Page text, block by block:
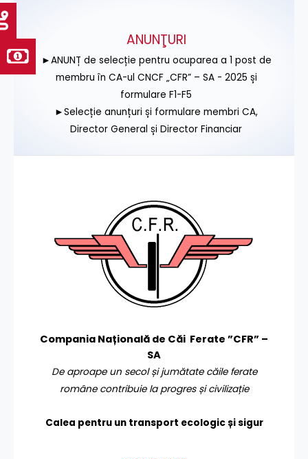
ANUNŢURI
►ANUNȚ de selecție pentru ocuparea a 1 post de
membru în CA-ul CNCF „CFR” – SA - 2025 și
formulare F1-F5
►Selecție anunțuri și formulare membri CA,
Director General și Director Financiar
Compania Națională de Căi Ferate ”CFR” –
SA
De aproape un secol și jumătate căile ferate
române contribuie la progres și civilizație
Calea pentru un transport ecologic și sigur